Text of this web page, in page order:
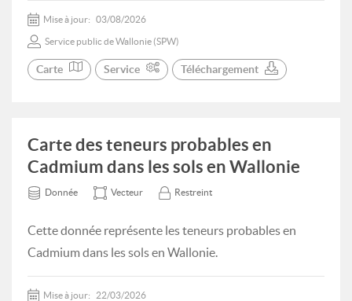
Mise à jour: 03/08/2026
Service public de Wallonie (SPW)
Carte Service Téléchargement
Carte des teneurs probables en
Cadmium dans les sols en Wallonie
Donnée Vecteur Restreint
Cette donnée représente les teneurs probables en
Cadmium dans les sols en Wallonie.
Mise à jour: 22/03/2026